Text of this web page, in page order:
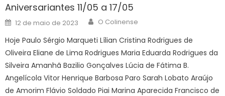
Aniversariantes 11/05 a 17/05
Posted
on
12 de maio de 2023 Author
O Colinense
Hoje Paulo Sérgio Marqueti Lílian Cristina Rodrigues de
Oliveira Eliane de Lima Rodrigues Maria Eduarda Rodrigues da
Silveira Amanhã Bazilio Gonçalves Lúcia de Fátima B.
Angelícola Vitor Henrique Barbosa Paro Sarah Lobato Araújo
de Amorim Flávio Soldado Piai Marina Aparecida Francisco de